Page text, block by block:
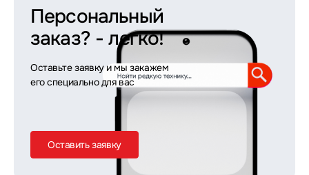
Персональный
заказ? - легко!
Оставьте заявку и мы закажем
его специально для вас
Оставить заявку